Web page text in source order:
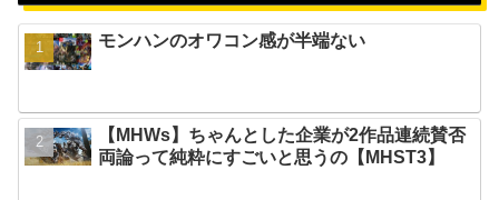
モンハンのオワコン感が半端ない
【MHWs】ちゃんとした企業が2作品連続賛否
両論って純粋にすごいと思うの【MHST3】